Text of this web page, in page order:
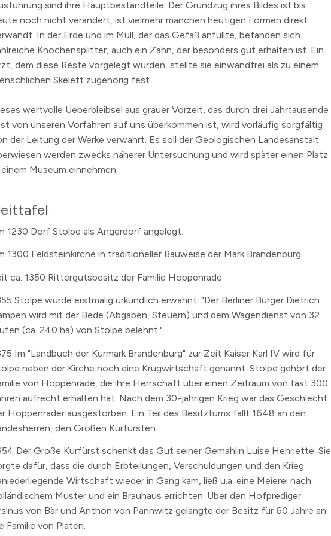
sind ihre Hauptbestandteile. Der Grundzug ihres Bildes ist bis
noch nicht verändert, ist vielmehr manchen heutigen Formen direkt
In der Erde und im Müll, der das Gefäß anfüllte, befanden sich
Knochensplitter, auch ein Zahn, der besonders gut erhalten ist. Ein
dem diese Reste vorgelegt wurden, stellte sie einwandfrei als zu einem
Skelett zugehörig fest.
wertvolle Ueberbleibsel aus grauer Vorzeit, das durch drei Jahrtausende
von unseren Vorfahren auf uns überkommen ist, wird vorläufig sorgfältig
der Leitung der Werke verwahrt. Es soll der Geologischen Landesanstalt
werden zwecks näherer Untersuchung und wird später einen Platz
Museum einnehmen.
1230 Dorf Stolpe als Angerdorf angelegt.
1300 Feldsteinkirche in traditioneller Bauweise der Mark Brandenburg.
ca. 1350 Rittergutsbesitz der Familie Hoppenrade
Stolpe wurde erstmalig urkundlich erwähnt: "Der Berliner Bürger Dietrich
wird mit der Bede (Abgaben, Steuern) und dem Wagendienst von 32
(ca. 240 ha) von Stolpe belehnt."
Im "Landbuch der Kurmark Brandenburg" zur Zeit Kaiser Karl IV wird für
neben der Kirche noch eine Krugwirtschaft genannt. Stolpe gehört der
von Hoppenrade, die ihre Herrschaft über einen Zeitraum von fast 300
aufrecht erhalten hat. Nach dem 30-jährigen Krieg war das Geschlecht
Hoppenrader ausgestorben. Ein Teil des Besitztums fällt 1648 an den
den Großen Kurfürsten.
Der Große Kurfürst schenkt das Gut seiner Gemahlin Luise Henriette. Sie
dafür, dass die durch Erbteilungen, Verschuldungen und den Krieg
Wirtschaft wieder in Gang kam, ließ u.a. eine Meierei nach
Muster und ein Brauhaus errichten. Über den Hofprediger
von Bär und Anthon von Pannwitz gelangte der Besitz für 60 Jahre an
Familie von Platen.